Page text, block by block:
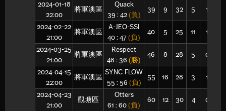
2024-01-18
22:00
將軍澳區
Quack
39 : 42 (負)
39 9 32 5 1
2024-02-22
21:00
將軍澳區
A-JEO-SSI
40 : 47 (負)
40 5 25 11 1
2024-03-25
21:00
將軍澳區
Respect
46 : 36 (勝)
46 8 28 5 0
2024-04-15
22:00
將軍澳區
SYNC FLOW
55 : 56 (負)
55 16 28 3 1
2024-04-23
21:00
觀塘區
Otters
61 : 60 (負)
60 12 30 4 0